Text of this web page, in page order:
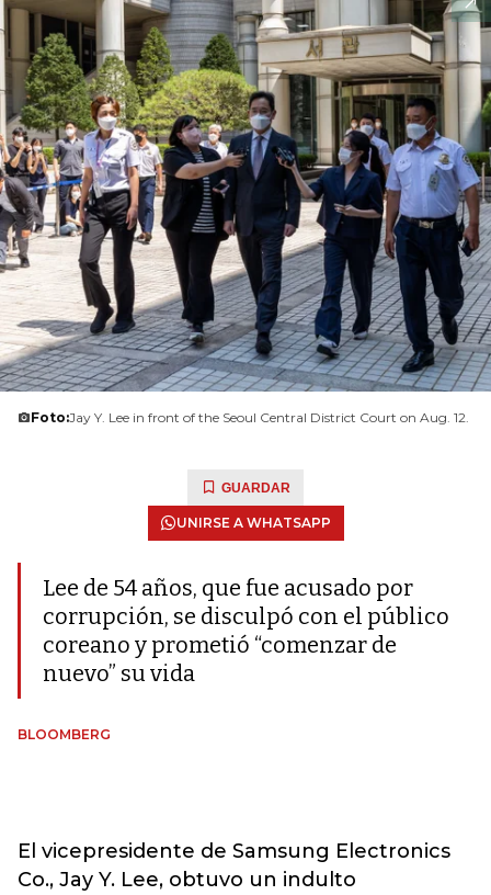
Foto:Jay Y. Lee in front of the Seoul Central District Court on Aug. 12.
GUARDAR
UNIRSE A WHATSAPP
Lee de 54 años, que fue acusado por
corrupción, se disculpó con el público
coreano y prometió “comenzar de
nuevo” su vida
BLOOMBERG
El vicepresidente de Samsung Electronics
Co., Jay Y. Lee, obtuvo un indulto